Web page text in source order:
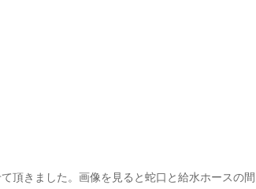
頂きました。画像を見ると蛇口と給水ホースの間